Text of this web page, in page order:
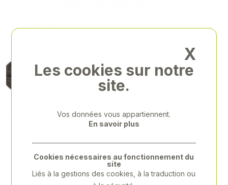
X
Les cookies sur notre
site.
Vos données vous appartiennent.
En savoir plus
Cookies nécessaires au fonctionnement du
site
Liés à la gestions des cookies, à la traduction ou